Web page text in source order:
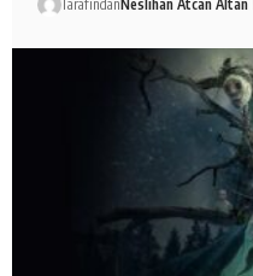
Tarafından Neslihan Atcan Altan